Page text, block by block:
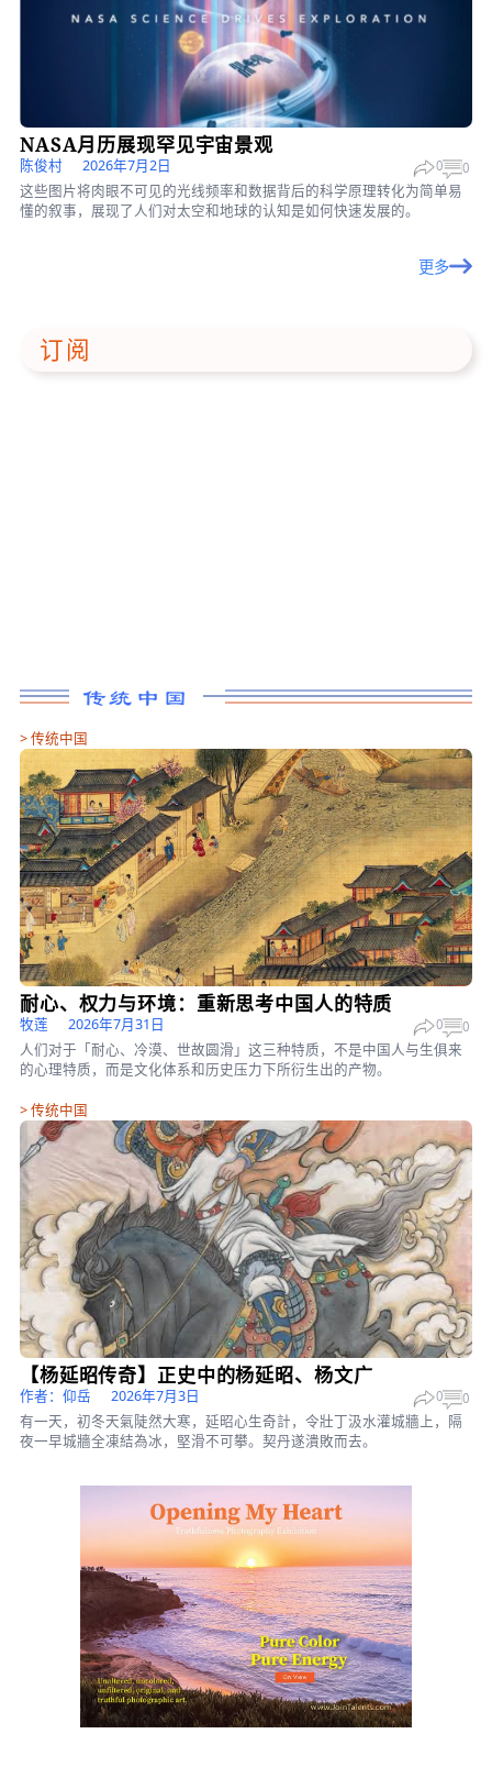
科学探索
> 科学探索
解读五角大楼最新公布的外星UAP档案
霞光 2026年7月10日
这是一项史无前例的政府范围内的审查工作，涉及数十个机构和数
份记录，其中许多记录仅存在于纸质档案中
>科学探索
NASA月历展现罕见宇宙景观
2026年7月2日
这些图片将肉眼不可见的光线频率和数据背后的科学原理转化为简